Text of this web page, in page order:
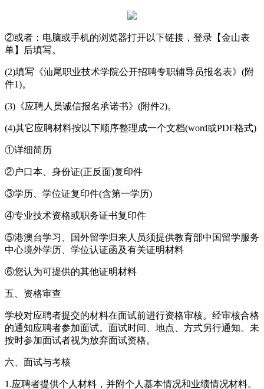
②或者：电脑或手机的浏览器打开以下链接，登录【金山表
单】后填写。
(2)填写《汕尾职业技术学院公开招聘专职辅导员报名表》(附
件1)。
(3)《应聘人员诚信报名承诺书》(附件2)。
(4)其它应聘材料按以下顺序整理成一个文档(word或PDF格式)
①详细简历
②户口本、身份证(正反面)复印件
③学历、学位证复印件(含第一学历)
④专业技术资格或职务证书复印件
⑤港澳台学习、国外留学归来人员须提供教育部中国留学服务
中心境外学历、学位认证函及有关证明材料
⑥您认为可提供的其他证明材料
五、资格审查
学校对应聘者提交的材料在面试前进行资格审核。经审核合格
的通知应聘者参加面试。面试时间、地点、方式另行通知。未
按时参加面试者视为放弃面试资格。
六、面试与考核
1.应聘者提供个人材料，并附个人基本情况和业绩情况材料。